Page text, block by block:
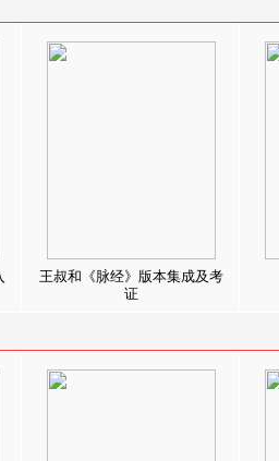
王叔和《脉经》版本集成及考
证